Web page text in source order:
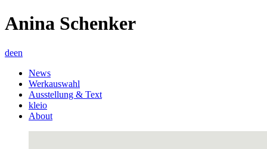
Anina Schenker
deen
News
Werkauswahl
Ausstellung & Text
kleio
About